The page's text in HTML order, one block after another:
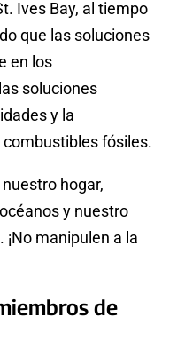
Ives Bay, al tiempo
que las soluciones
en los
soluciones
y la
fósiles.
hogar,
y nuestro
manipulen a la
de